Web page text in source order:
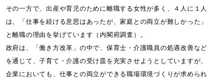
その一方で、出産や育児のために離職する女性が多く、４人に１人
は、「仕事を続ける意思はあったが、家庭との両立が難しかった」
と離職の理由を挙げています（内閣府調査）。
政府は、「働き方改革」の中で、保育士・介護職員の処遇改善など
を通じて、子育て・介護の受け皿を充実させようとしていますが、
企業においても、仕事との両立ができる職場環境づくりが求められ